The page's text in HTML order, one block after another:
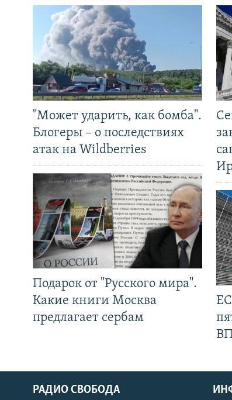
"Может ударить, как бомба".
Блогеры – о последствиях
атак на Wildberries
Подарок от "Русского мира".
Какие книги Москва
предлагает сербам
РАДИО СВОБОДА